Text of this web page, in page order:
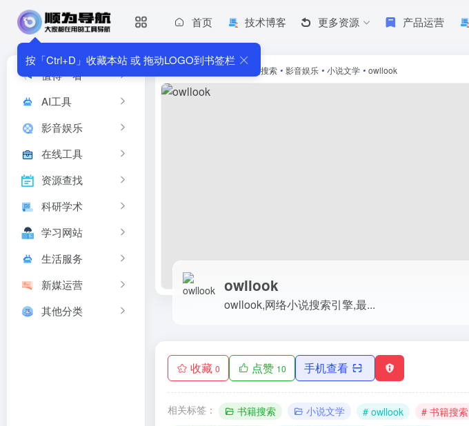
按「Ctrl+D」收藏本站 或 拖动LOGO到书签栏
首页 技术博客 更多资源 产品运营
值得一看
AI工具
影音娱乐
在线工具
资源查找
科研学术
学习网站
生活服务
新媒运营
其他分类
书籍搜索 • 影音娱乐 • 小说文学 • owllook
owllook
owllook,网络小说搜索引擎,最...
收藏 0 点赞 10 手机查看
相关标签： 书籍搜索 小说文学 # owllook # 书籍搜索
owllook
owllook,网络小说搜索引擎,最...